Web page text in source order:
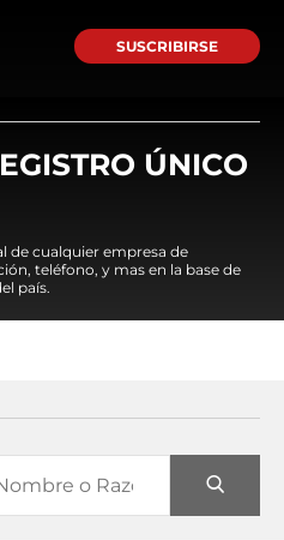
SUSCRIBIRSE
ÚNICO
de cualquier empresa de
teléfono, y mas en la base de
país.